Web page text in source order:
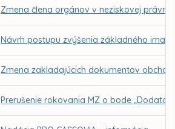
Zmena člena orgánov v neziskovej
Návrh postupu zvýšenia základného
Zmena zakladajúcich dokumentov
Prerušenie rokovania MZ o bode